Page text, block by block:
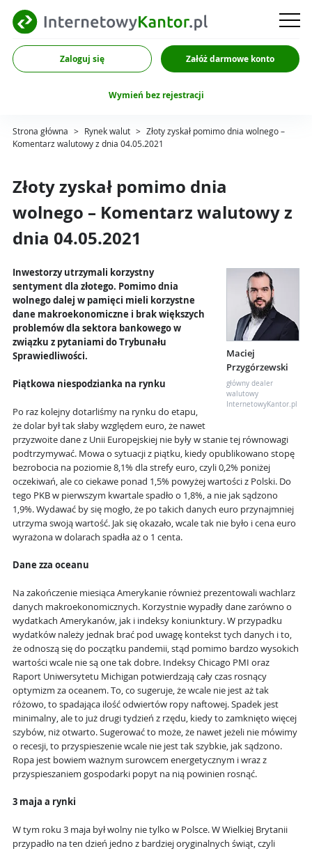
Zaloguj się Załóż darmowe konto
Wymień bez rejestracji
Strona główna > Rynek walut > Złoty zyskał pomimo dnia wolnego –
Komentarz walutowy z dnia 04.05.2021
Złoty zyskał pomimo dnia
wolnego – Komentarz walutowy z
dnia 04.05.2021
Maciej
Przygórzewski
główny dealer
walutowy
InternetowyKantor.pl
Inwestorzy utrzymali korzystny
sentyment dla złotego. Pomimo dnia
wolnego dalej w pamięci mieli korzystne
dane makroekonomiczne i brak większych
problemów dla sektora bankowego w
związku z pytaniami do Trybunału
Sprawiedliwości.
Piątkowa niespodzianka na rynku
Po raz kolejny dotarliśmy na rynku do etapu,
że dolar był tak słaby względem euro, że nawet
przyzwoite dane z Unii Europejskiej nie były w stanie tej równowagi
podtrzymywać. Mowa o sytuacji z piątku, kiedy opublikowano stopę
bezrobocia na poziomie 8,1% dla strefy euro, czyli 0,2% poniżej
oczekiwań, ale co ciekawe ponad 1,5% powyżej wartości z Polski. Do
tego PKB w pierwszym kwartale spadło o 1,8%, a nie jak sądzono
1,9%. Wydawać by się mogło, że po takich danych euro przynajmniej
utrzyma swoją wartość. Jak się okazało, wcale tak nie było i cena euro
wyrażona w dolarach spadła aż o 1 centa.
Dane zza oceanu
Na zakończenie miesiąca Amerykanie również prezentowali wachlarz
danych makroekonomicznych. Korzystnie wypadły dane zarówno o
wydatkach Amerykanów, jak i indeksy koniunktury. W przypadku
wydatków należy jednak brać pod uwagę kontekst tych danych i to,
że odnoszą się do początku pandemii, stąd pomimo bardzo wysokich
wartości wcale nie są one tak dobre. Indeksy Chicago PMI oraz
Raport Uniwersytetu Michigan potwierdzają cały czas rosnący
optymizm za oceanem. To, co sugeruje, że wcale nie jest aż tak
różowo, to spadająca ilość odwiertów ropy naftowej. Spadek jest
minimalny, ale to już drugi tydzień z rzędu, kiedy to zamknięto więcej
szybów, niż otwarto. Sugerować to może, że nawet jeżeli nie mówimy
o recesji, to przyspieszenie wcale nie jest tak szybkie, jak sądzono.
Ropa jest bowiem ważnym surowcem energetycznym i wraz z
przyspieszaniem gospodarki popyt na nią powinien rosnąć.
3 maja a rynki
W tym roku 3 maja był wolny nie tylko w Polsce. W Wielkiej Brytanii
przypadło na ten dzień jedno z bardziej oryginalnych świąt, czyli